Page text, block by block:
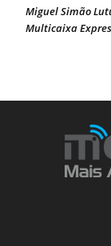
Miguel Simão
Multicaixa